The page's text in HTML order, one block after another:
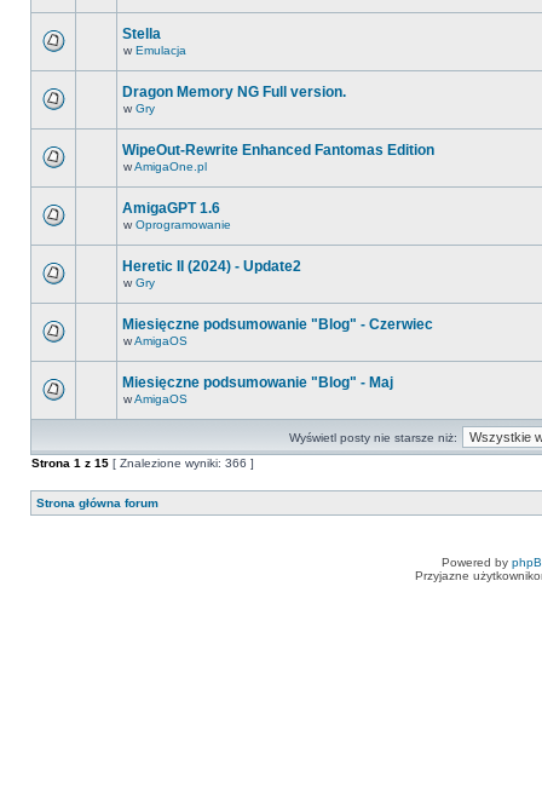
Stella
w Emulacja
Dragon Memory NG Full version.
w Gry
WipeOut-Rewrite Enhanced Fantomas Edition
wAmigaOne.pl
AmigaGPT 1.6
w Oprogramowanie
Heretic II (2024) - Update2
w Gry
Miesięczne podsumowanie "Blog" - Czerwiec
wAmigaOS
Miesięczne podsumowanie "Blog" - Maj
wAmigaOS
Wyświetl posty nie starsze niż:
Strona 1 z 15 [ Znalezione wyniki: 366 ]
Strona główna forum
Powered by
Przyjazne